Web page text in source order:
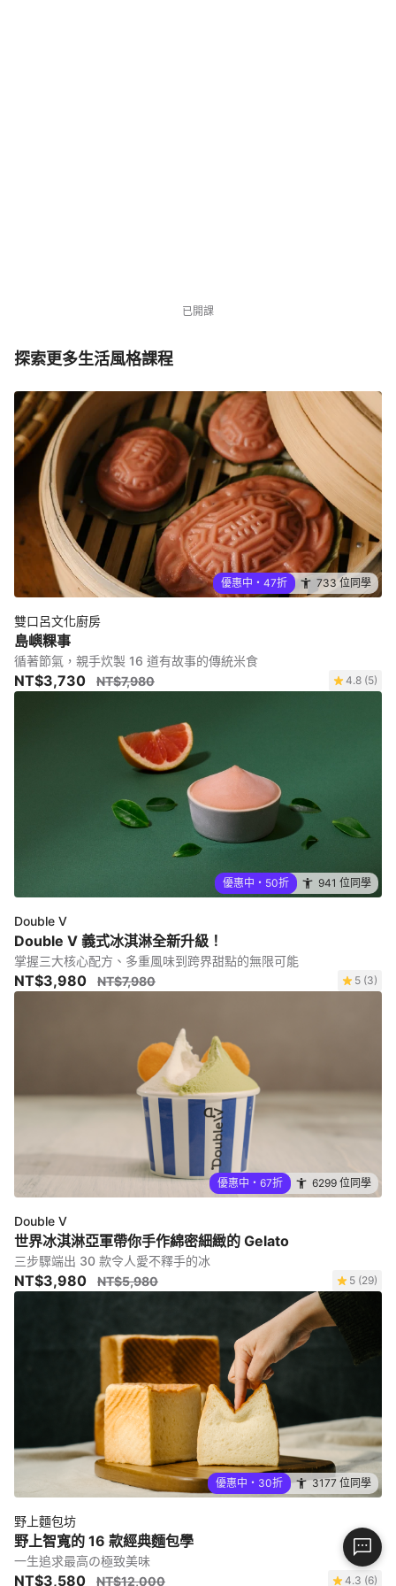
已開課
探索更多生活風格課程
優惠中・47折 733 位同學
雙口呂文化廚房
島嶼粿事
循著節氣，親手炊製 16 道有故事的傳統米食
NT$3,730 NT$7,980 4.8 (5)
優惠中・50折 941 位同學
Double V
Double V 義式冰淇淋全新升級！
掌握三大核心配方、多重風味到跨界甜點的無限可能
NT$3,980 NT$7,980 5 (3)
優惠中・67折 6299 位同學
Double V
世界冰淇淋亞軍帶你手作綿密細緻的 Gelato
三步驟端出 30 款令人愛不釋手的冰
NT$3,980 NT$5,980 5 (29)
優惠中・30折 3177 位同學
野上麵包坊
野上智寬的 16 款經典麵包學
一生追求最高の極致美味
NT$3,580 NT$12,000 4.3 (6)